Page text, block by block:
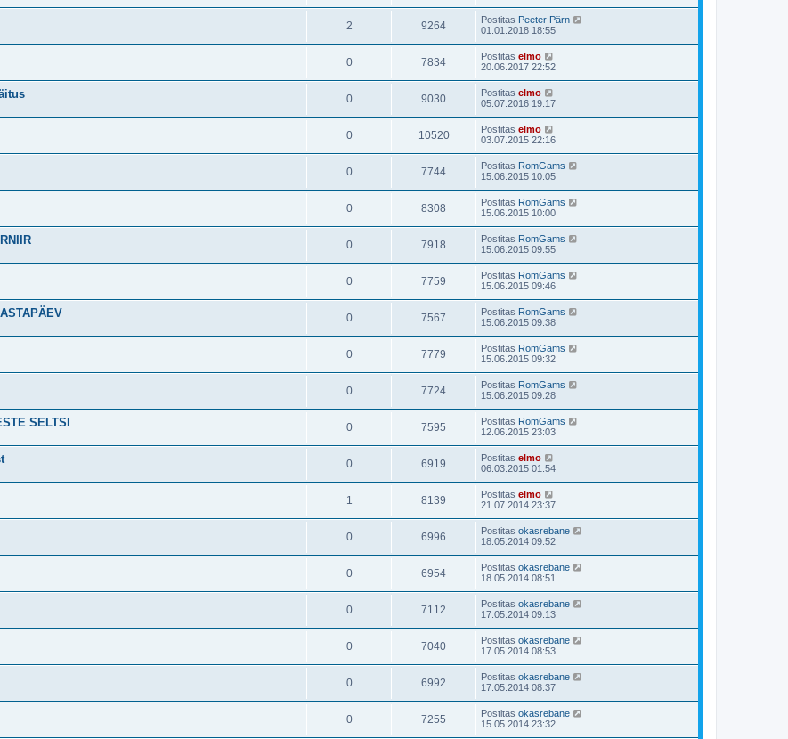
2 9264 Postitas Peeter Pärn
01.01.2018 18:55
0 7834 Postitas elmo
20.06.2017 22:52
0 9030 Postitas elmo
05.07.2016 19:17
0 10520 Postitas elmo
03.07.2015 22:16
0 7744 Postitas RomGams
15.06.2015 10:05
0 8308 Postitas RomGams
15.06.2015 10:00
0 7918 Postitas RomGams
15.06.2015 09:55
0 7759 Postitas RomGams
15.06.2015 09:46
0 7567 Postitas RomGams
15.06.2015 09:38
0 7779 Postitas RomGams
15.06.2015 09:32
0 7724 Postitas RomGams
15.06.2015 09:28
SELTSI 0 7595 Postitas RomGams
12.06.2015 23:03
0 6919 Postitas elmo
06.03.2015 01:54
1 8139 Postitas elmo
21.07.2014 23:37
0 6996 Postitas okasrebane
18.05.2014 09:52
0 6954 Postitas okasrebane
18.05.2014 08:51
0 7112 Postitas okasrebane
17.05.2014 09:13
0 7040 Postitas okasrebane
17.05.2014 08:53
0 6992 Postitas okasrebane
17.05.2014 08:37
0 7255 Postitas okasrebane
15.05.2014 23:32